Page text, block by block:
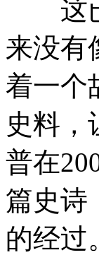
这已
来没有
着一个
史料，
普在
篇史诗
的经过